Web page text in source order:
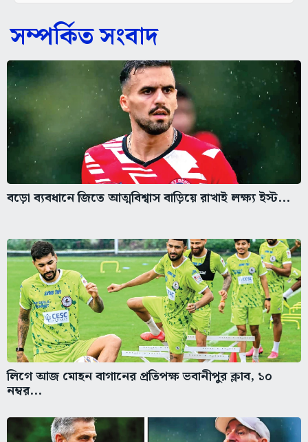
সম্পর্কিত সংবাদ
বড়ো ব্যবধানে জিতে আত্মবিশ্বাস বাড়িয়ে রাখাই লক্ষ্য ইস্ট...
লিগে আজ মোহন বাগানের প্রতিপক্ষ ভবানীপুর ক্লাব, ১০
নম্বর...